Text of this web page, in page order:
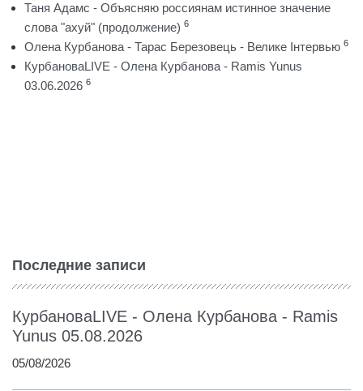
Таня Адамс - Объясняю россиянам истинное значение
слова "ахуй" (продолжение) 6
Олена Курбанова - Тарас Березовець - Велике Інтервью 6
КурбановаLIVE - Олена Курбанова - Ramis Yunus
03.06.2026 6
Последние записи
КурбановаLIVE - Олена Курбанова - Ramis
Yunus 05.08.2026
05/08/2026